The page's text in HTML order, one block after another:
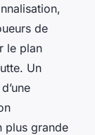
de
le plan
Un
plus grande